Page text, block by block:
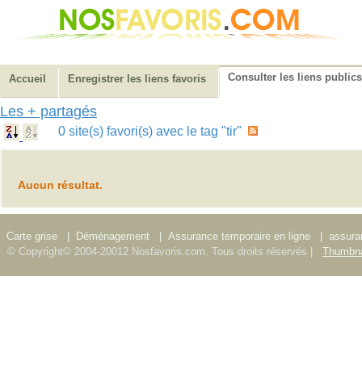
Accueil Enregistrer les liens favoris Consulter les liens publics
Les + partagés
0 site(s) favori(s) avec le tag "tir"
Aucun résultat.
Carte grise Déménagement Assurance temporaire en ligne
© Copyright© 2004-20012 Nosfavoris.com. Tous droits réservés |